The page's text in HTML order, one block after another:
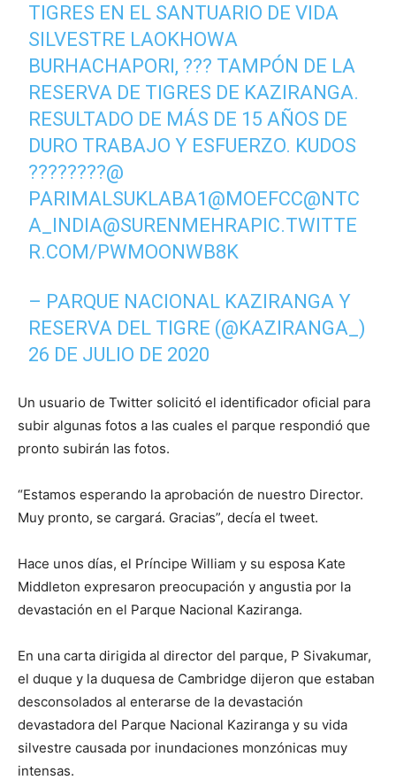
TIGRES EN EL SANTUARIO DE VIDA
SILVESTRE LAOKHOWA
BURHACHAPORI, ??? TAMPÓN DE LA
RESERVA DE TIGRES DE KAZIRANGA.
RESULTADO DE MÁS DE 15 AÑOS DE
DURO TRABAJO Y ESFUERZO. KUDOS
????????@
PARIMALSUKLABA1 @MOEFCC@NTC
A_INDIA@SURENMEHRAPIC.TWITTE
R.COM/PWMOONWB8K
– PARQUE NACIONAL KAZIRANGA Y
RESERVA DEL TIGRE (@KAZIRANGA_)
26 DE JULIO DE 2020
Un usuario de Twitter solicitó el identificador oficial para
subir algunas fotos a las cuales el parque respondió que
pronto subirán las fotos.
“Estamos esperando la aprobación de nuestro Director.
Muy pronto, se cargará. Gracias”, decía el tweet.
Hace unos días, el Príncipe William y su esposa Kate
Middleton expresaron preocupación y angustia por la
devastación en el Parque Nacional Kaziranga.
En una carta dirigida al director del parque, P Sivakumar,
el duque y la duquesa de Cambridge dijeron que estaban
desconsolados al enterarse de la devastación
devastadora del Parque Nacional Kaziranga y su vida
silvestre causada por inundaciones monzónicas muy
intensas.